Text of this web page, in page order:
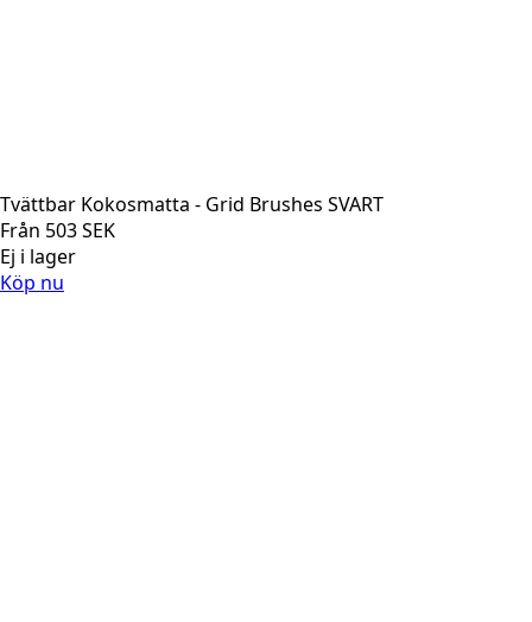
Tvättbar Kokosmatta - Grid Brushes SVART
Från 503SEK
Ej i lager
Köp nu